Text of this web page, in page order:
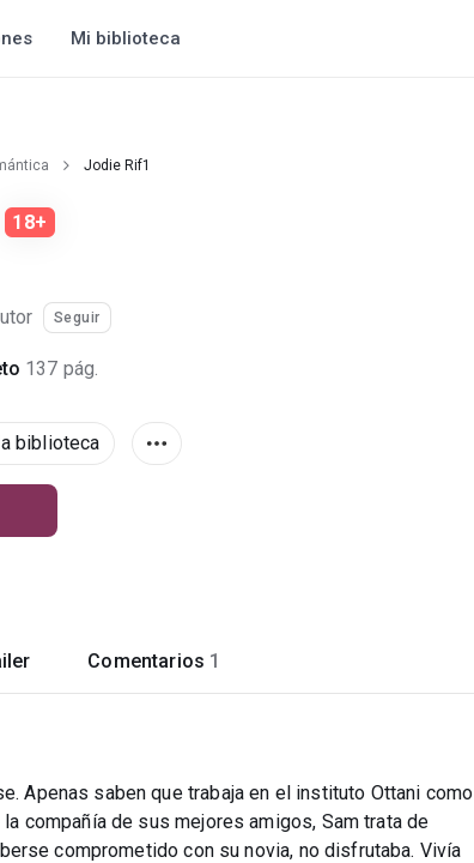
Mi biblioteca
Jodie Rif1
18+
Seguir
137 pág.
biblioteca
Comentarios 1
Apenas saben que trabaja en el instituto Ottani como
compañía de sus mejores amigos, Sam trata de
comprometido con su novia, no disfrutaba. Vivía